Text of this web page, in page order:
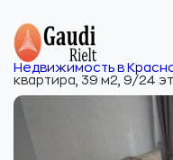
Недвижимость в
квартира, 39 м2, 9/24